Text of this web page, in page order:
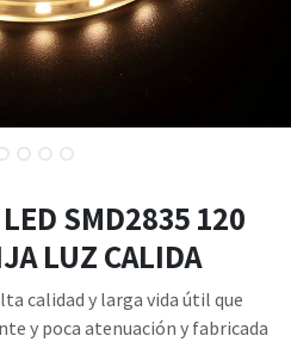
SMD2835 120
LUZ CALIDA
calidad y larga vida útil que
y poca atenuación y fabricada